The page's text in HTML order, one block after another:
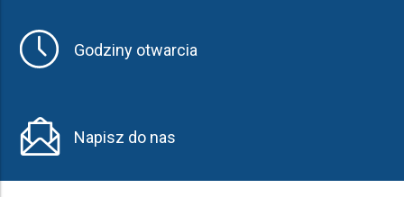
Godziny otwarcia
Napisz do nas